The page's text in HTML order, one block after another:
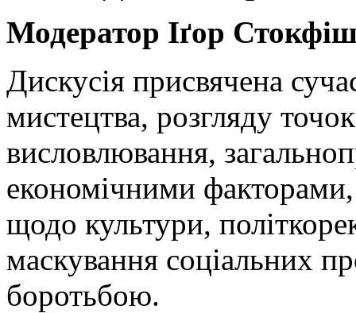
Модератор Іґор
Дискусія присвячена
мистецтва, розгляду
висловлювання,
економічними
щодо культури,
маскування соціальних
боротьбою.